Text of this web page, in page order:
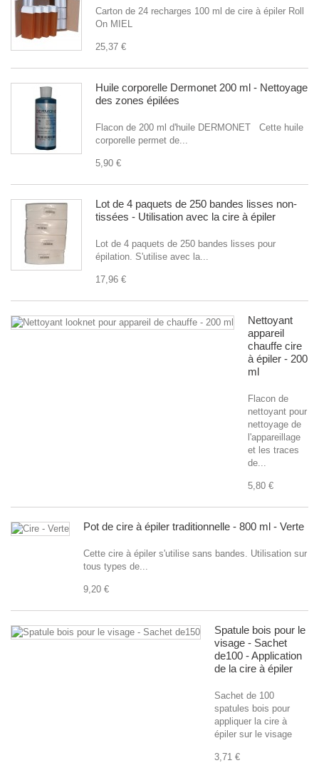
Carton de 24 recharges 100 ml de cire à épiler Roll
On MIEL
25,37 €
Huile corporelle Dermonet 200 ml - Nettoyage
des zones épilées
Flacon de 200 ml d'huile DERMONET Cette huile
corporelle permet de...
5,90 €
Lot de 4 paquets de 250 bandes lisses non-
tissées - Utilisation avec la cire à épiler
Lot de 4 paquets de 250 bandes lisses pour
épilation. S'utilise avec la...
17,96 €
Nettoyant
appareil
chauffe cire
à épiler - 200
ml
Flacon de
nettoyant pour
nettoyage de
l'appareillage
et les traces
de...
5,80 €
Pot de cire à épiler traditionnelle - 800 ml - Verte
Cette cire à épiler s'utilise sans bandes. Utilisation sur
tous types de...
9,20 €
Spatule bois pour le
visage - Sachet
de100 - Application
de la cire à épiler
Sachet de 100
spatules bois pour
appliquer la cire à
épiler sur le visage
3,71 €